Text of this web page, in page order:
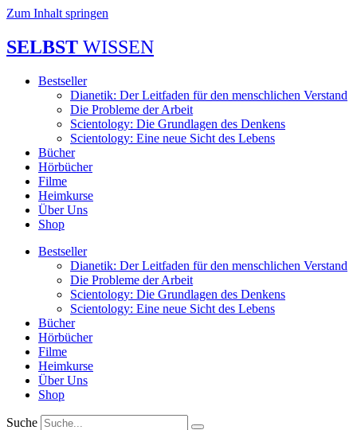
Zum Inhalt springen
SELBST WISSEN
Bestseller
Dianetik: Der Leitfaden für den menschlichen Verstand
Die Probleme der Arbeit
Scientology: Die Grundlagen des Denkens
Scientology: Eine neue Sicht des Lebens
Bücher
Hörbücher
Filme
Heimkurse
Über Uns
Shop
Bestseller
Dianetik: Der Leitfaden für den menschlichen Verstand
Die Probleme der Arbeit
Scientology: Die Grundlagen des Denkens
Scientology: Eine neue Sicht des Lebens
Bücher
Hörbücher
Filme
Heimkurse
Über Uns
Shop
Suche